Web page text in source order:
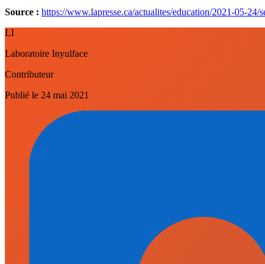
Source : https://www.lapresse.ca/actualites/education/2021-05-
LI
Laboratoire Inyulface
Contributeur
Publié le 24 mai 2021